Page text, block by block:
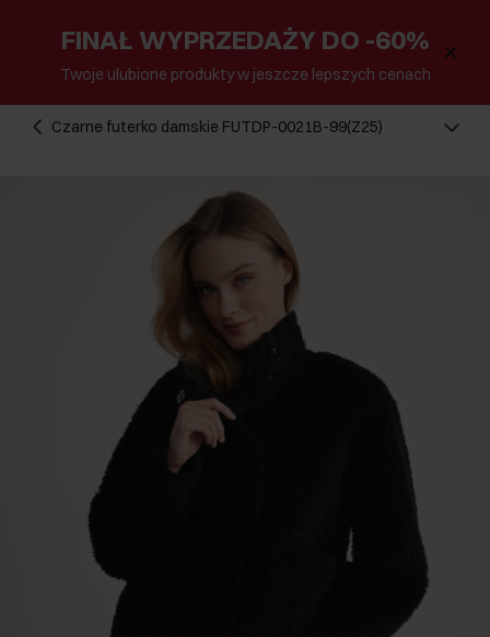
FINAŁ WYPRZEDAŻY DO -60%
Twoje ulubione produkty w jeszcze lepszych cenach
Czarne futerko damskie FUTDP-0021B-99(Z25)